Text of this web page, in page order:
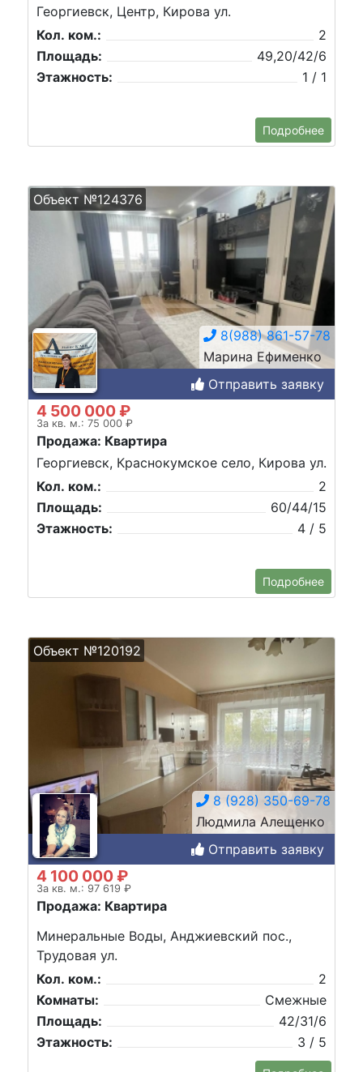
Георгиевск, Центр, Кирова ул.
Кол. ком.:
2
Площадь:
49,20/42/6
Этажность:
1 / 1
Подробнее
Объект №124376
8(988) 861-57-78
Марина Ефименко
Отправить заявку
4 500 000 ₽
За кв. м.: 75 000 ₽
Продажа: Квартира
Георгиевск, Краснокумское село, Кирова ул.
Кол. ком.:
2
Площадь:
60/44/15
Этажность:
4 / 5
Подробнее
Объект №120192
8 (928) 350-69-78
Людмила Алещенко
Отправить заявку
4 100 000 ₽
За кв. м.: 97 619 ₽
Продажа: Квартира
Минеральные Воды, Анджиевский пос.,
Трудовая ул.
Кол. ком.:
2
Комнаты:
Смежные
Площадь:
42/31/6
Этажность:
3 / 5